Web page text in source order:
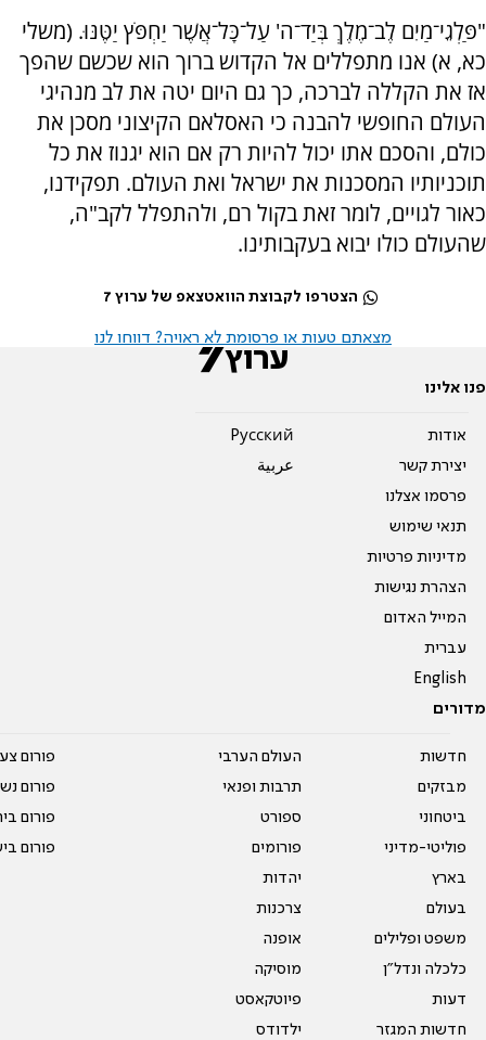
"פַּלְגֵי־מַיִם לֶב־מֶלֶךְ בְּיַד־ה' עַל־כָּל־אֲשֶׁר יַחְפֹּץ יַטֶּנּוּ. (משלי
כא, א) אנו מתפללים אל הקדוש ברוך הוא שכשם שהפך
אז את הקללה לברכה, כך גם היום יטה את לב מנהיגי
העולם החופשי להבנה כי האסלאם הקיצוני מסכן את
כולם, והסכם אתו יכול להיות רק אם הוא יגנוז את כל
תוכניותיו המסכנות את ישראל ואת העולם. תפקידנו,
כאור לגויים, לומר זאת בקול רם, ולהתפלל לקב"ה,
שהעולם כולו יבוא בעקבותינו.
הצטרפו לקבוצת הוואטצאפ של ערוץ 7
מצאתם טעות או פרסומת לא ראויה? דווחו לנו
פנו אלינו
אודות
יצירת קשר
פרסמו אצלנו
תנאי שימוש
מדיניות פרטיות
הצהרת נגישות
המייל האדום
עברית
English
Pусский
عربية
מדורים
חדשות
מבזקים
ביטחוני
פוליטי-מדיני
בארץ
בעולם
משפט ופלילים
כלכלה ונדל"ן
דעות
חדשות המגזר
העולם הערבי
תרבות ופנאי
ספורט
פורומים
יהדות
צרכנות
אופנה
מוסיקה
פיוטקאסט
ילדודס
פורום
פורום
פורום
פורום